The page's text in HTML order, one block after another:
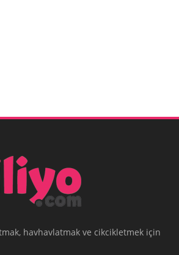
havhavlatmak ve cikcikletmek için